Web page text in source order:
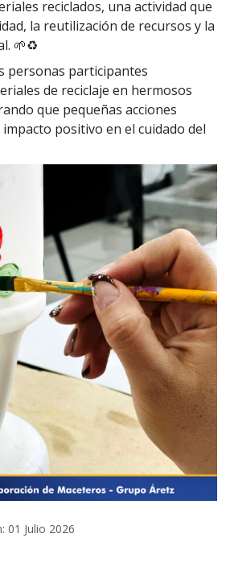
reciclados, una actividad que
la reutilización de recursos y la
🌱♻️
personas participantes
de reciclaje en hermosos
que pequeñas acciones
positivo en el cuidado del
01 Julio 2026